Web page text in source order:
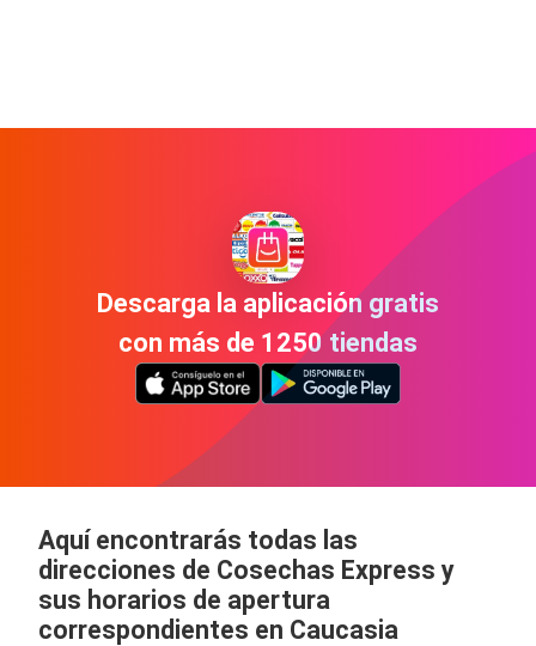
Descarga la aplicación gratis
con más de 1250 tiendas
Aquí encontrarás todas las
direcciones de Cosechas Express y
sus horarios de apertura
correspondientes en Caucasia